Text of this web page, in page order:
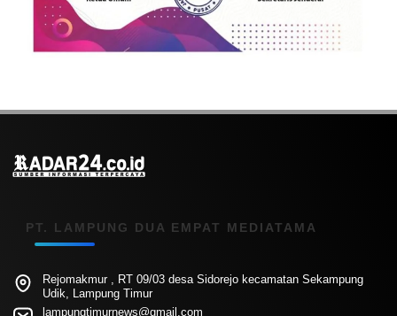
PT. LAMPUNG DUA EMPAT MEDIATAMA
Rejomakmur , RT 09/03 desa Sidorejo kecamatan Sekampung
Udik, Lampung Timur
lampungtimurnews@gmail.com